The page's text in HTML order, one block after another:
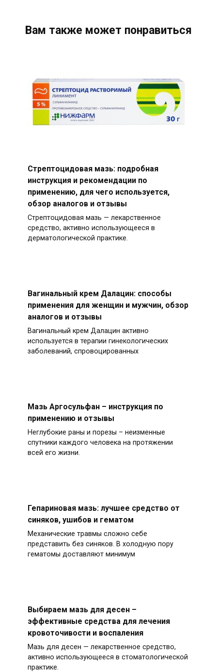
Вам также может понравиться
Стрептоцидовая мазь: подробная
инструкция и рекомендации по
применению, для чего используется,
обзор аналогов и отзывы
Стрептоцидовая мазь — лекарственное
средство, активно использующееся в
дерматологической практике.
Вагинальный крем Далацин: способы
применения для женщин и мужчин, обзор
аналогов и отзывы
Вагинальный крем Далацин активно
используется в терапии гинекологических
заболеваний, спровоцированных
Мазь Аргосульфан – инструкция по
применению и отзывы
Неглубокие раны и порезы – неизменные
спутники каждого человека на протяжении
всей его жизни.
Гепариновая мазь: лучшее средство от
синяков, ушибов и гематом
Механические травмы сложно себе
представить без синяков. В холодную пору
гематомы доставляют минимум
Выбираем мазь для десен –
эффективные средства для лечения
кровоточивости и воспаления
Мазь для десен — лекарственное средство,
активно использующееся в стоматологической
практике.